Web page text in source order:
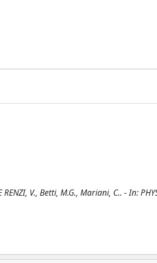
V., Betti, M.G., Mariani, C.. - In: